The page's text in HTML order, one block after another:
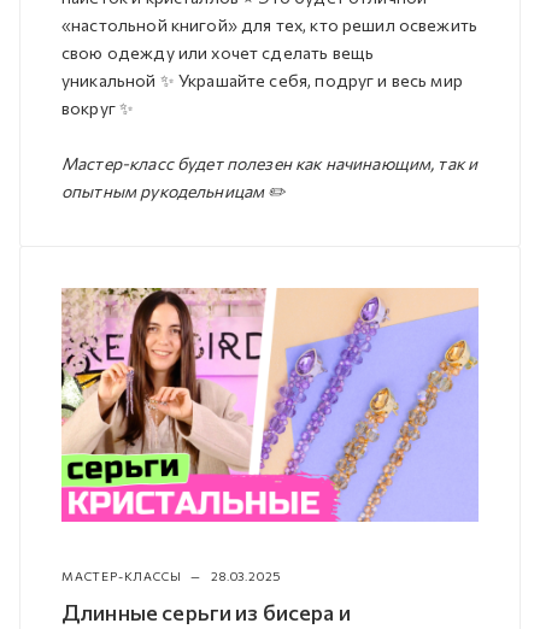
«настольной книгой» для тех, кто решил освежить
свою одежду или хочет сделать вещь
уникальной ✨ Украшайте себя, подруг и весь мир
вокруг ✨
Мастер-класс будет полезен как начинающим, так и
опытным рукодельницам ✏️
МАСТЕР-КЛАССЫ — 28.03.2025
Длинные серьги из бисера и